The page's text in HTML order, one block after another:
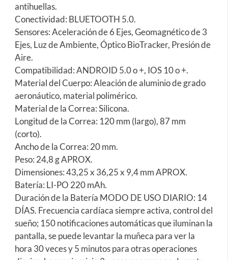
antihuellas.
Conectividad: BLUETOOTH 5.0.
Sensores: Aceleración de 6 Ejes, Geomagnético de 3
Ejes, Luz de Ambiente, Óptico BioTracker, Presión de
Aire.
Compatibilidad: ANDROID 5.0 o +, IOS 10 o +.
Material del Cuerpo: Aleación de aluminio de grado
aeronáutico, material polimérico.
Material de la Correa: Silicona.
Longitud de la Correa: 120 mm (largo), 87 mm
(corto).
Ancho de la Correa: 20 mm.
Peso: 24,8 g APROX.
Dimensiones: 43,25 x 36,25 x 9,4 mm APROX.
Batería: LI-PO 220 mAh.
Duración de la Batería MODO DE USO DIARIO: 14
DÍAS. Frecuencia cardíaca siempre activa, control del
sueño; 150 notificaciones automáticas que iluminan la
pantalla, se puede levantar la muñeca para ver la
hora 30 veces y 5 minutos para otras operaciones